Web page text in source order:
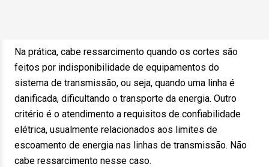
Na prática, cabe ressarcimento quando os cortes são
feitos por indisponibilidade de equipamentos do
sistema de transmissão, ou seja, quando uma linha é
danificada, dificultando o transporte da energia. Outro
critério é o atendimento a requisitos de confiabilidade
elétrica, usualmente relacionados aos limites de
escoamento de energia nas linhas de transmissão. Não
cabe ressarcimento nesse caso.